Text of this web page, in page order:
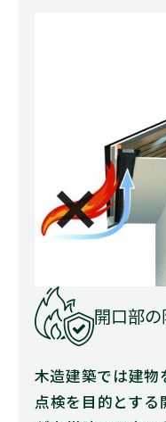
開口部
木造建築では建物
点検を目的とす